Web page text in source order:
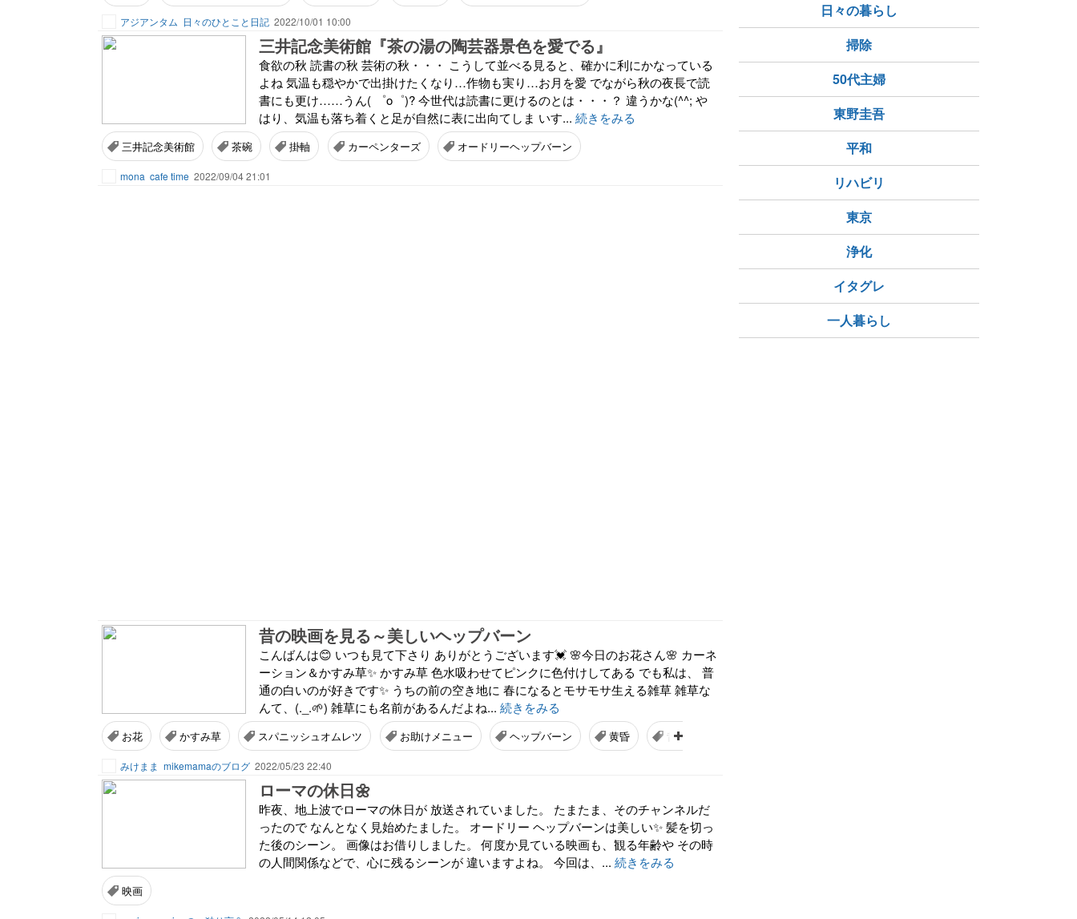
アジアンタム 日々のひとこと日記 2022/10/01 10:00
三井記念美術館『茶の湯の陶芸器景色を愛でる』
食欲の秋 読書の秋 芸術の秋・・・ こうして並べる見ると、確かに利にかなっている
よね 気温も穏やかで出掛けたくなり…作物も実り…お月を愛 でながら秋の夜長で読
書にも更け……うん( ゜o゜)? 今世代は読書に更けるのとは・・・？ 違うかな(^^; や
はり、気温も落ち着くと足が自然に表に出向てしま いす... 続きをみる
三井記念美術館 茶碗 掛軸 カーペンターズ オードリーヘップバーン
mona cafe time 2022/09/04 21:01
昔の映画を見る～美しいヘップバーン
こんばんは😊 いつも見て下さり ありがとうございます💓 🌸今日のお花さん🌸 カーネ
ーション＆かすみ草✨ かすみ草 色水吸わせてピンクに色付けしてある でも私は、 普
通の白いのが好きです✨ うちの前の空き地に 春になるとモサモサ生える雑草 雑草な
んて、(._.🌱) 雑草にも名前があるんだよね... 続きをみる
お花 かすみ草 スパニッシュオムレツ お助けメニュー ヘップバーン 黄昏 昔の映画
みけまま mikemamaのブログ 2022/05/23 22:40
ローマの休日🌼
昨夜、地上波でローマの休日が 放送されていました。 たまたま、そのチャンネルだ
ったので なんとなく見始めたました。 オードリー ヘップバーンは美しい✨ 髪を切っ
た後のシーン。 画像はお借りしました。 何度か見ている映画も、観る年齢や その時
の人間関係などで、心に残るシーンが 違いますよね。 今回は、... 続きをみる
映画
日々の暮らし
掃除
50代主婦
東野圭吾
平和
リハビリ
東京
浄化
イタグレ
一人暮らし